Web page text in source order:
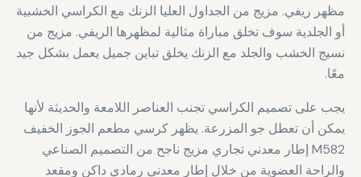
مظهر ريفي. مزيج من الجداول العليا الزنك مع الكراسي الخشبية
أو الجلدية سوف تخلق مباراة مثالية لمظهرها الريفي. مزيج من
نسيج الخشب والجلد مع الزنك يخلق تباين جميل يعمل بشكل جيد
معًا.
يجب على تصميم الكراسي تجنب العناصر اللامعة والحديثة لأنها
يمكن أن تعطل جو المزرعة. يظهر كرسي مطعم الجوز الخفيف
M582 إطار معدني تجاري مزيج ناجح من التصميم الصناعي
والراحة العضوية من خلال إطار معدني رمادي داكن ومقعد